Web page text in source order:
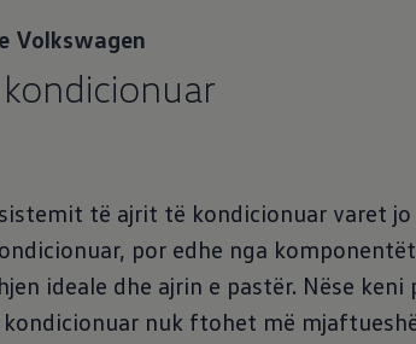
Volkswagen
të ajrit të kondicionuar varet jo
por edhe nga
ideale dhe ajrin e pastër. Nëse keni
nuk ftohet më